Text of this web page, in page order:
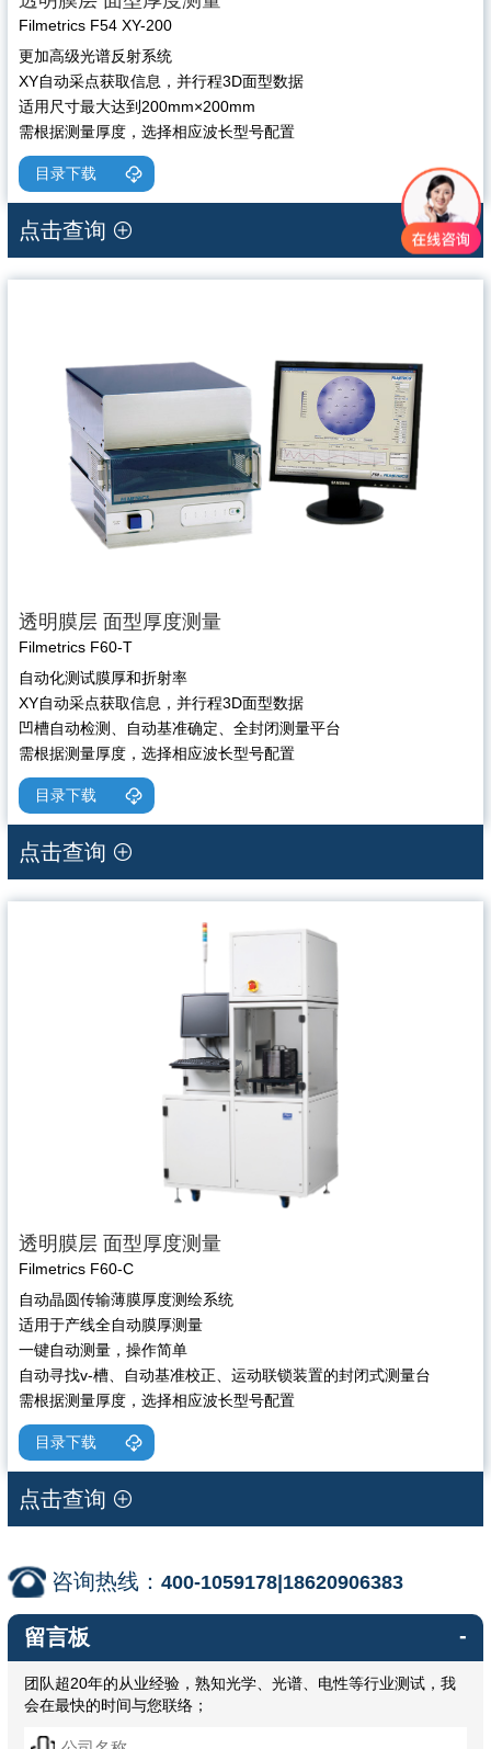
Filmetrics F54 XY-200
更加高级光谱反射系统
XY自动采点获取信息，并行程3D面型数据
适用尺寸最大达到200mm×200mm
需根据测量厚度，选择相应波长型号配置
目录下载
点击查询
透明膜层 面型厚度测量
Filmetrics F60-T
自动化测试膜厚和折射率
XY自动采点获取信息，并行程3D面型数据
凹槽自动检测、自动基准确定、全封闭测量平台
需根据测量厚度，选择相应波长型号配置
目录下载
点击查询
透明膜层 面型厚度测量
Filmetrics F60-C
自动晶圆传输薄膜厚度测绘系统
适用于产线全自动膜厚测量
一键自动测量，操作简单
自动寻找v-槽、自动基准校正、运动联锁装置的封闭式测量台
需根据测量厚度，选择相应波长型号配置
目录下载
点击查询
咨询热线： 400-1059178|18620906383
留言板 -
团队超20年的从业经验，熟知光学、光谱、电性等行业测试，我
会在最快的时间与您联络；